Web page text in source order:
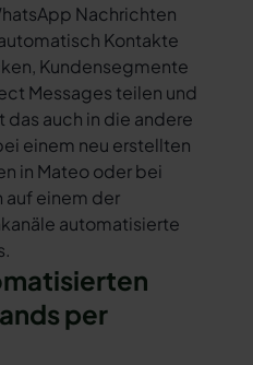
Nachrichten
Kontakte
Kundensegmente
Messages teilen und
das auch in die andere
einem neu erstellten
in Mateo oder bei
einem der
automatisierte
per